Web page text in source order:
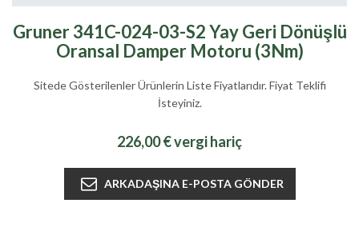
Gruner 341C-024-03-S2 Yay Geri Dönüşlü
Oransal Damper Motoru (3Nm)
Sitede Gösterilenler Ürünlerin Liste Fiyatlarıdır. Fiyat Teklifi
İsteyiniz.
226,00 € vergi hariç